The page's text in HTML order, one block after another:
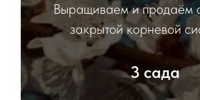
Выращиваем и продаём
закрытой корневой
3 сада